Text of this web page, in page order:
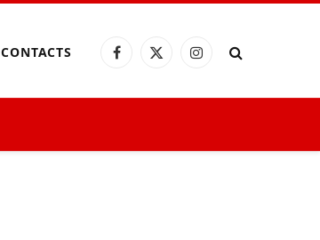
CONTACTS Facebook
X
Instagram